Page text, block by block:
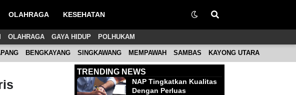
OLAHRAGA KESEHATAN
OLAHRAGA GAYA HIDUP POLHUKAM
BENGKAYANG SINGKAWANG MEMPAWAH SAMBAS KAYONG UTARA
TRENDING NEWS
NAP Tingkatkan Kualitas
Dengan Perluas